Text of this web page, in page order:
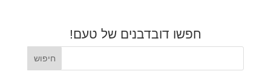
חפשו דובדבנים של טעם!